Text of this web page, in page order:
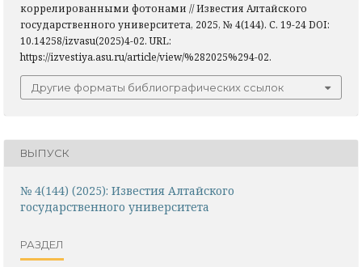
коррелированными фотонами // Известия Алтайского
государственного университета, 2025, № 4(144). С. 19-24 DOI:
10.14258/izvasu(2025)4-02. URL:
https://izvestiya.asu.ru/article/view/%282025%294-02.
Другие форматы библиографических ссылок
ВЫПУСК
№ 4(144) (2025): Известия Алтайского
государственного университета
РАЗДЕЛ